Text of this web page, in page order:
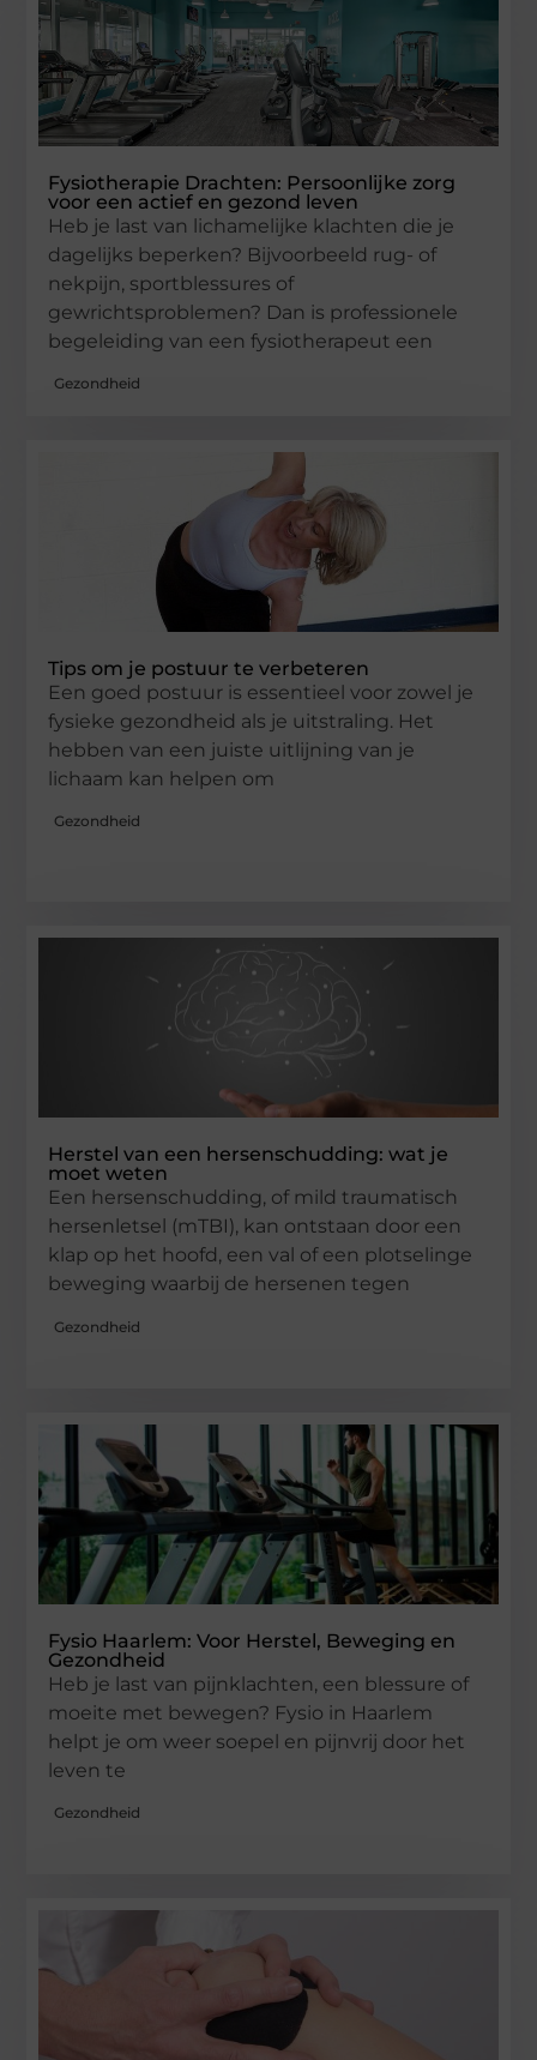
Fysiotherapie Drachten: Persoonlijke zorg
voor een actief en gezond leven
Heb je last van lichamelijke klachten die je
dagelijks beperken? Bijvoorbeeld rug- of
nekpijn, sportblessures of
gewrichtsproblemen? Dan is professionele
begeleiding van een fysiotherapeut een
Gezondheid
Tips om je postuur te verbeteren
Een goed postuur is essentieel voor zowel je
fysieke gezondheid als je uitstraling. Het
hebben van een juiste uitlijning van je
lichaam kan helpen om
Gezondheid
Herstel van een hersenschudding: wat je
moet weten
Een hersenschudding, of mild traumatisch
hersenletsel (mTBI), kan ontstaan door een
klap op het hoofd, een val of een plotselinge
beweging waarbij de hersenen tegen
Gezondheid
Fysio Haarlem: Voor Herstel, Beweging en
Gezondheid
Heb je last van pijnklachten, een blessure of
moeite met bewegen? Fysio in Haarlem
helpt je om weer soepel en pijnvrij door het
leven te
Gezondheid